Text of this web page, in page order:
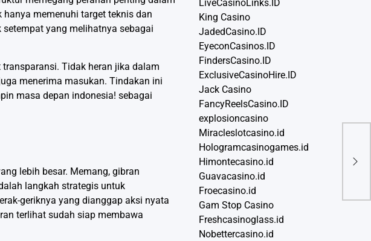
memenuhi target teknis dan
yang melihatnya sebagai
Tidak heran jika dalam
menerima masukan. Tindakan ini
masa depan indonesia! sebagai
lebih besar. Memang, gibran
langkah strategis untuk
geriknya yang dianggap aksi nyata
terlihat sudah siap membawa
LiveCasinoLinks.ID
King Casino
JadedCasino.ID
EyeconCasinos.ID
FindersCasino.ID
ExclusiveCasinoHire.ID
Jack Casino
FancyReelsCasino.ID
explosioncasino
Miracleslotcasino.id
Hologramcasinogames.id
Himontecasino.id
Guavacasino.id
Froecasino.id
Gam Stop Casino
Freshcasinoglass.id
Nobettercasino.id